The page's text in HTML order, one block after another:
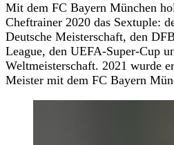
Mit dem FC Bayern München
Cheftrainer 2020 das Sextuple:
Deutsche Meisterschaft, den
League, den UEFA-Super-Cup
Weltmeisterschaft. 2021 wurde
Meister mit dem FC Bayern